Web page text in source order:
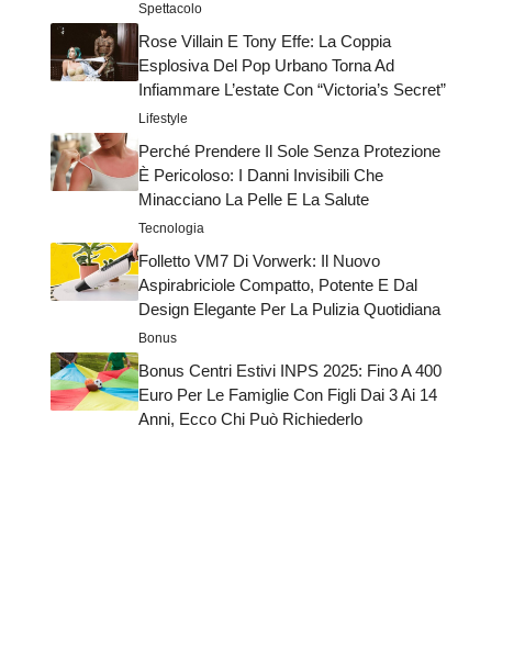
Spettacolo
Rose Villain E Tony Effe: La Coppia
Esplosiva Del Pop Urbano Torna Ad
Infiammare L’estate Con “Victoria’s Secret”
Lifestyle
Perché Prendere Il Sole Senza Protezione
È Pericoloso: I Danni Invisibili Che
Minacciano La Pelle E La Salute
Tecnologia
Folletto VM7 Di Vorwerk: Il Nuovo
Aspirabriciole Compatto, Potente E Dal
Design Elegante Per La Pulizia Quotidiana
Bonus
Bonus Centri Estivi INPS 2025: Fino A 400
Euro Per Le Famiglie Con Figli Dai 3 Ai 14
Anni, Ecco Chi Può Richiederlo